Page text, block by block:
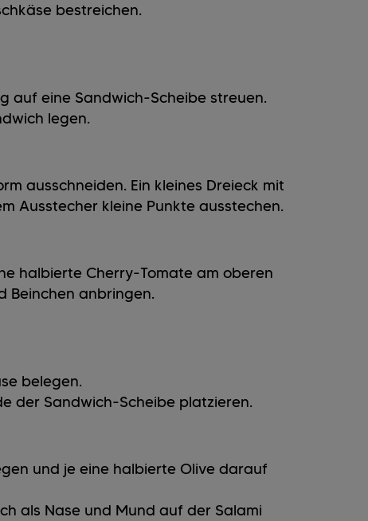
bestreichen.
auf eine Sandwich-Scheibe streuen.
legen.
ausschneiden. Ein kleines Dreieck mit
Ausstecher kleine Punkte ausstechen.
halbierte Cherry-Tomate am oberen
Beinchen anbringen.
belegen.
der Sandwich-Scheibe platzieren.
und je eine halbierte Olive darauf
als Nase und Mund auf der Salami